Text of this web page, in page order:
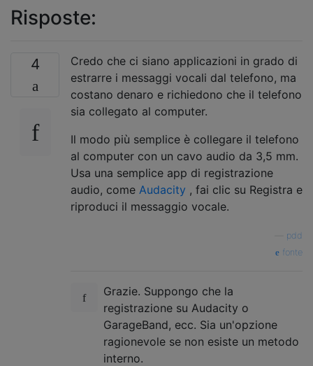
Risposte:
4
Credo che ci siano applicazioni in grado di
estrarre i messaggi vocali dal telefono, ma
costano denaro e richiedono che il telefono
sia collegato al computer.
Il modo più semplice è collegare il telefono
al computer con un cavo audio da 3,5 mm.
Usa una semplice app di registrazione
audio, come Audacity , fai clic su Registra e
riproduci il messaggio vocale.
pdd
fonte
Grazie. Suppongo che la
registrazione su Audacity o
GarageBand, ecc. Sia un'opzione
ragionevole se non esiste un metodo
interno.